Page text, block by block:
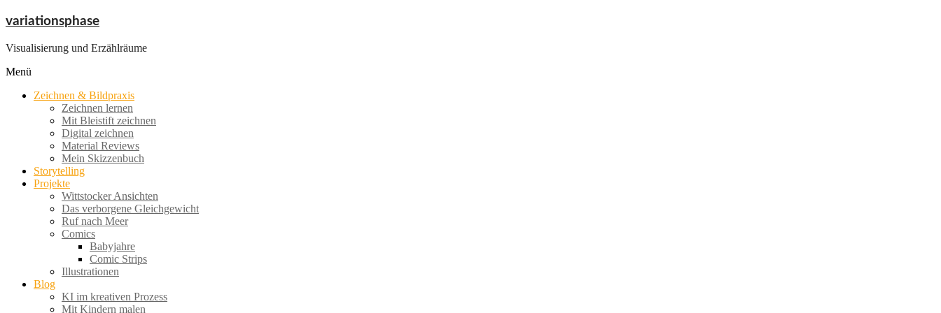
Zum
springen
variationsphase
Visualisierung und Erzählräume
Menü
Zeichnen & Bildpraxis
Zeichnen lernen
Mit Bleistift zeichnen
Digital zeichnen
Material Reviews
Mein Skizzenbuch
Storytelling
Projekte
Wittstocker Ansichten
Das verborgene Gleichgewicht
Ruf nach Meer
Comics
Babyjahre
Comic Strips
Illustrationen
Blog
KI im kreativen Prozess
Mit Kindern malen